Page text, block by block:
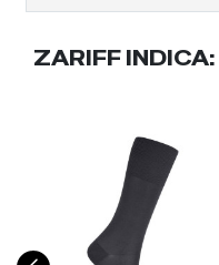
ZARIFF INDICA: